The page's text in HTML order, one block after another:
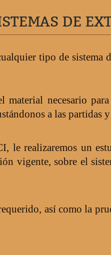
DE
tipo de
necesario
a las partidas
le realizaremos un
vigente, sobre el
así como la